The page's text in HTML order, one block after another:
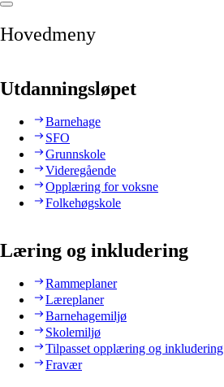
Hovedmeny
Utdanningsløpet
Barnehage
SFO
Grunnskole
Videregående
Opplæring for voksne
Folkehøgskole
Læring og inkludering
Rammeplaner
Læreplaner
Barnehagemiljø
Skolemiljø
Tilpasset opplæring og inkludering
Fravær